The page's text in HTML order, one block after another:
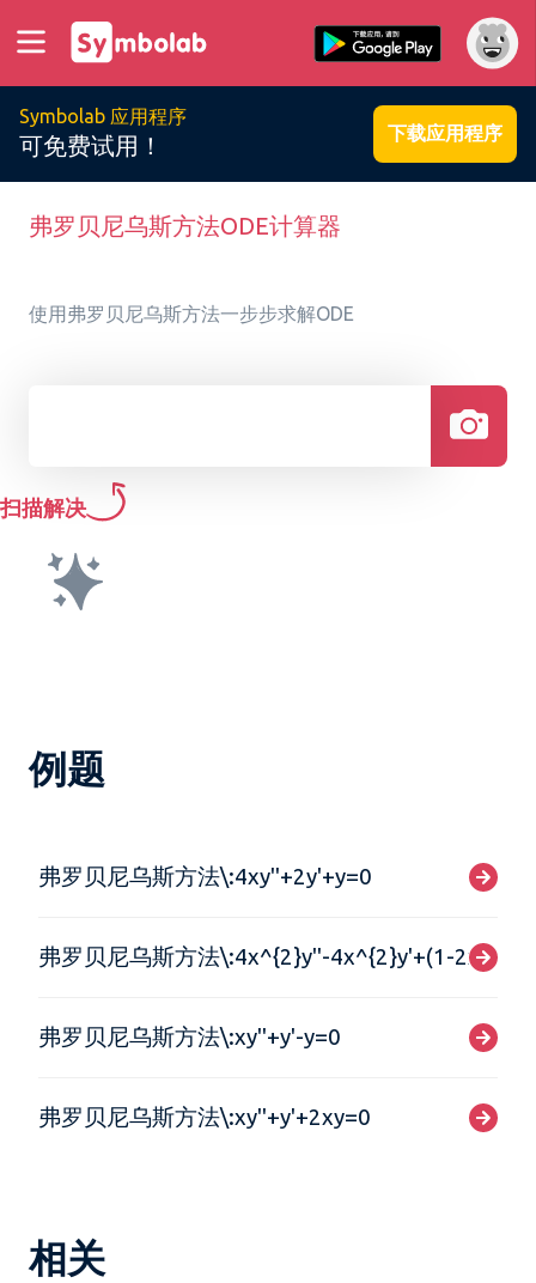
Symbolab 应用程序
可免费试用！ 下载应用程序
弗罗贝尼乌斯方法ODE计算器
使用弗罗贝尼乌斯方法一步步求解ODE
扫描解决
例题
弗罗贝尼乌斯方法\:4xy''+2y'+y=0
弗罗贝尼乌斯方法\:4x^{2}y''-4x^{2}y'+(1-2x)y=0
弗罗贝尼乌斯方法\:xy''+y'-y=0
弗罗贝尼乌斯方法\:xy''+y'+2xy=0
相关